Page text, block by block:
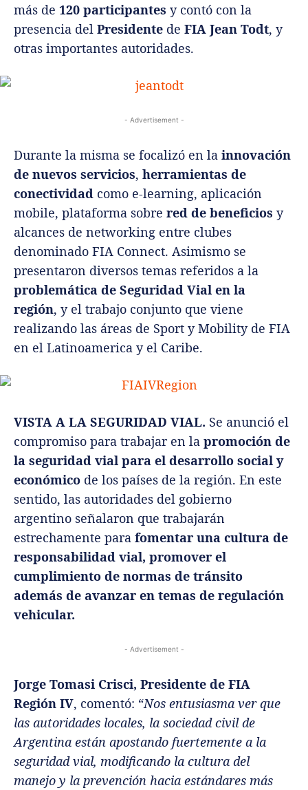
más de 120 participantes y contó con la
presencia del Presidente de FIA Jean Todt, y
otras importantes autoridades.
- Advertisement -
Durante la misma se focalizó en la innovación
de nuevos servicios, herramientas de
conectividad como e-learning, aplicación
mobile, plataforma sobre red de beneficios y
alcances de networking entre clubes
denominado FIA Connect. Asimismo se
presentaron diversos temas referidos a la
problemática de Seguridad Vial en la
región, y el trabajo conjunto que viene
realizando las áreas de Sport y Mobility de FIA
en el Latinoamerica y el Caribe.
VISTA A LA SEGURIDAD VIAL. Se anunció el
compromiso para trabajar en la promoción de
la seguridad vial para el desarrollo social y
económico de los países de la región. En este
sentido, las autoridades del gobierno
argentino señalaron que trabajarán
estrechamente para fomentar una cultura de
responsabilidad vial, promover el
cumplimiento de normas de tránsito
además de avanzar en temas de regulación
vehicular.
- Advertisement -
Jorge Tomasi Crisci, Presidente de FIA
Región IV, comentó: “Nos entusiasma ver que
las autoridades locales, la sociedad civil de
Argentina están apostando fuertemente a la
seguridad vial, modificando la cultura del
manejo y la prevención hacia estándares más